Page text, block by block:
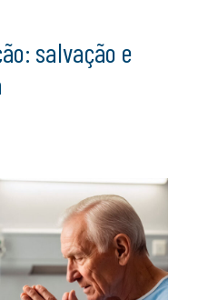
salvação e